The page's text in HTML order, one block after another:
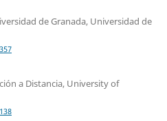
de Granada, Universidad de
a Distancia, University of